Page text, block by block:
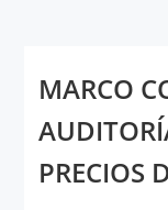
MARCO
PRECIOS